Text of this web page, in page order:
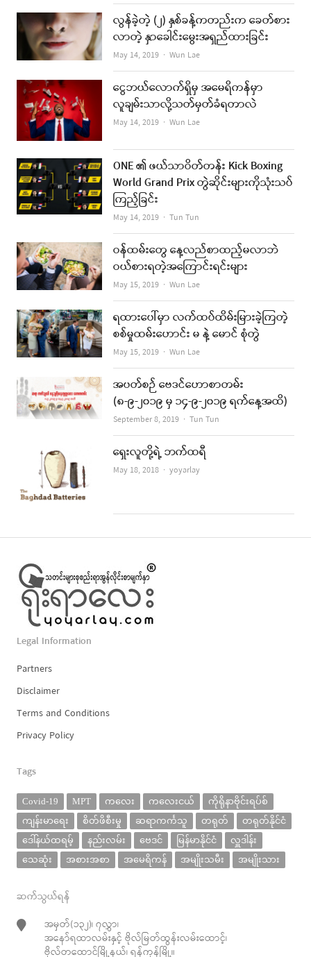
လွန်ခဲ့တဲ့ (၂) နှစ်ခန့်ကတည်းက ခေတ်စား
လာတဲ့ နှာခေါင်းမွေးအရှည်ထားခြင်း
May 14, 2019 Author
Wun Lae
ငွေဘယ်လောက်ရှိမှ အမေရိကန်မှာ
လူချမ်းသာလို့သတ်မှတ်ခံရတာလဲ
May 14, 2019 Author
Wun Lae
ONE ၏ ဖယ်သာဝိတ်တန်း Kick Boxing
World Grand Prix တွဲဆိုင်းများကိုသုံးသပ်
ကြည့်ခြင်း
May 14, 2019 Author
Tun Tun
ဝန်ထမ်းတွေ နေ့လည်စာထည့်မလာဘဲ
ဝယ်စားရတဲ့အကြောင်းရင်းများ
May 15, 2019 Author
Wun Lae
ရထားပေါ်မှာ လက်ထပ်ထိမ်းမြားခဲ့ကြတဲ့
စစ်မှုထမ်းဟောင်း မ နဲ့ မောင် စုံတွဲ
May 15, 2019 Author
Wun Lae
အပတ်စဉ် ဗေဒင်ဟောစာတမ်း
(၈-၉-၂၀၁၉ မှ ၁၄-၉-၂၀၁၉ ရက်နေ့အထိ)
September 8, 2019 Author
Tun Tun
ရှေးလူတို့ရဲ့ ဘက်ထရီ
May 18, 2018 Author
yoyarlay
Legal Information
Partners
Disclaimer
Terms and Conditions
Privacy Policy
Tags
Covid-19 MPT ကလေး ကလေးငယ်
ကိုရိုနာဗိုင်းရပ်စ်
ကျန်းမာရေး
စိတ်ဖိစီးမှု ဆရာကင်္ကသူ တရုတ်
တရုတ်နိုင်ငံ
ဒေါ်နယ်ထရမ့်
နည်းလမ်း ဗေဒင် မြန်မာနိုင်ငံ
လှူဒါန်း
သေဆုံး
အစားအစာ အမေရိကန် အမျိုးသမီး အမျိုးသား
ဆက်သွယ်ရန်
အမှတ်(၁၃၂)၊ ၇လွှာ၊
အနော်ရထာလမ်းနှင့် ဗိုလ်မြတ်ထွန်းလမ်းထောင့်၊
ဗိုလ်တထောင်မြို့နယ်၊ ရန်ကုန်မြို့။